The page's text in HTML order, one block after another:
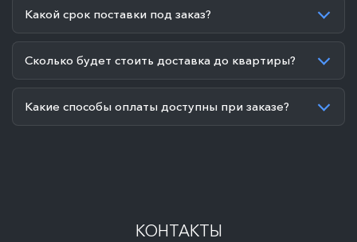
Какой срок поставки под заказ?
Сколько будет стоить доставка до квартиры?
Какие способы оплаты доступны при заказе?
КОНТАКТЫ